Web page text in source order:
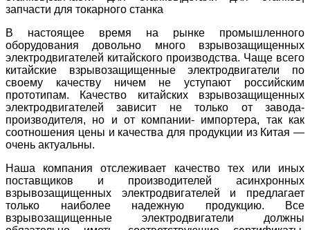
В настоящее время на рынке промышленного
оборудования довольно много взрывозащищенных
электродвигателей китайского производства. Чаще всего
китайские взрывозащищенные электродвигатели по
своему качеству ничем не уступают российским
прототипам. Качество китайских взрывозащищенных
электродвигателей зависит не только от завода-
производителя, но и от компании- импортера, так как
соотношения цены и качества для продукции из Китая —
очень актуальны.
Наша компания отслеживает качество тех или иных
поставщиков и производителей асинхронных
взрывозащищенных электродвигателей и предлагает
только наиболее надежную продукцию.
Все
взрывозащищенные электродвигатели должны